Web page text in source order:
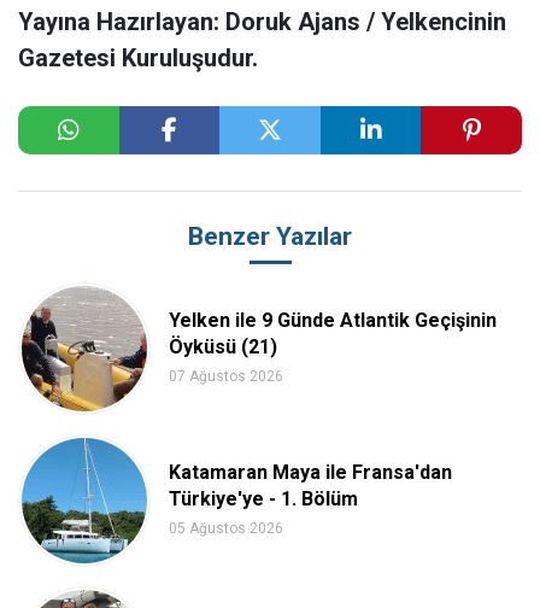
Yayına Hazırlayan: Doruk Ajans / Yelkencinin
Gazetesi Kuruluşudur.
Benzer Yazılar
Yelken ile 9 Günde Atlantik Geçişinin
Öyküsü (21)
07 Ağustos 2026
Katamaran Maya ile Fransa'dan
Türkiye'ye - 1. Bölüm
05 Ağustos 2026